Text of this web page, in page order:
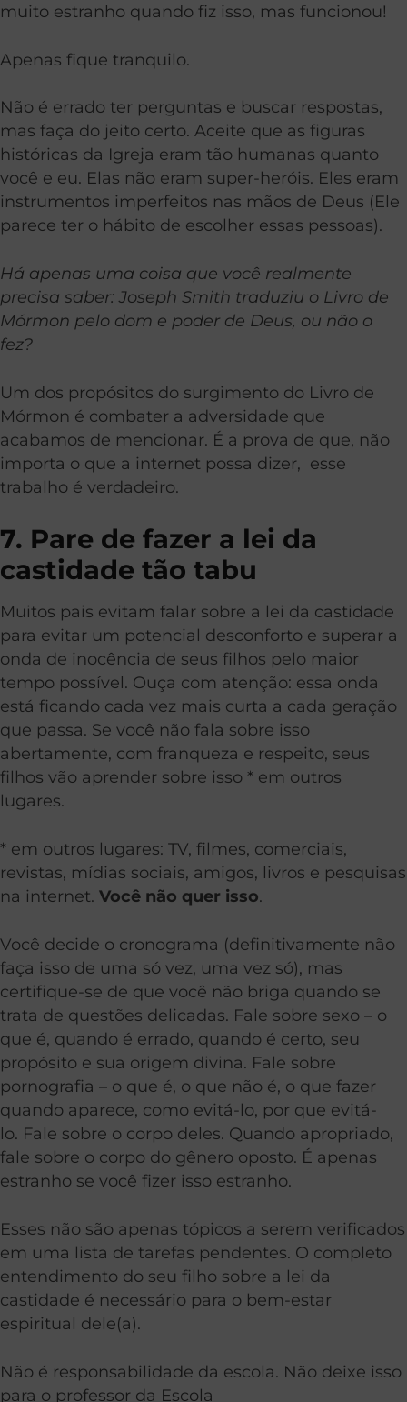
muito estranho quando fiz isso, mas funcionou!
Apenas fique tranquilo.
Não é errado ter perguntas e buscar respostas,
mas faça do jeito certo. Aceite que as figuras
históricas da Igreja eram tão humanas quanto
você e eu. Elas não eram super-heróis. Eles eram
instrumentos imperfeitos nas mãos de Deus (Ele
parece ter o hábito de escolher essas pessoas).
Há apenas uma coisa que você realmente
precisa saber: Joseph Smith traduziu o Livro de
Mórmon pelo dom e poder de Deus, ou não o
fez?
Um dos propósitos do surgimento do Livro de
Mórmon é combater a adversidade que
acabamos de mencionar. É a prova de que, não
importa o que a internet possa dizer, esse
trabalho é verdadeiro.
7. Pare de fazer a lei da
castidade tão tabu
Muitos pais evitam falar sobre a lei da castidade
para evitar um potencial desconforto e superar a
onda de inocência de seus filhos pelo maior
tempo possível. Ouça com atenção: essa onda
está ficando cada vez mais curta a cada geração
que passa. Se você não fala sobre isso
abertamente, com franqueza e respeito, seus
filhos vão aprender sobre isso * em outros
lugares.
* em outros lugares: TV, filmes, comerciais,
revistas, mídias sociais, amigos, livros e pesquisas
na internet. Você não quer isso.
Você decide o cronograma (definitivamente não
faça isso de uma só vez, uma vez só), mas
certifique-se de que você não briga quando se
trata de questões delicadas. Fale sobre sexo – o
que é, quando é errado, quando é certo, seu
propósito e sua origem divina. Fale sobre
pornografia – o que é, o que não é, o que fazer
quando aparece, como evitá-lo, por que evitá-
lo. Fale sobre o corpo deles. Quando apropriado,
fale sobre o corpo do gênero oposto. É apenas
estranho se você fizer isso estranho.
Esses não são apenas tópicos a serem verificados
em uma lista de tarefas pendentes. O completo
entendimento do seu filho sobre a lei da
castidade é necessário para o bem-estar
espiritual dele(a).
Não é responsabilidade da escola. Não deixe isso
para o professor da Escola